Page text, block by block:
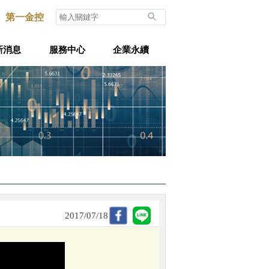
第一金控
消息 服務中心 企業永續
2017/07/18